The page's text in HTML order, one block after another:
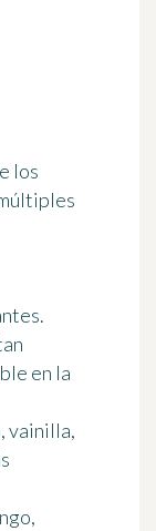
los
en la
vainilla,